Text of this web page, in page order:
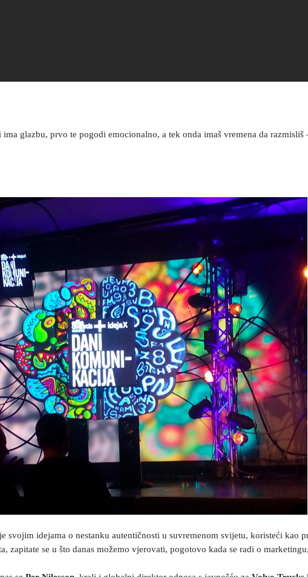
ima glazbu, prvo te pogodi emocionalno, a tek onda imaš vremena da
svojim idejama o nestanku autentičnosti u suvremenom svijetu, koristeći
zapitate se u što danas možemo vjerovati, pogotovo kada se radi o